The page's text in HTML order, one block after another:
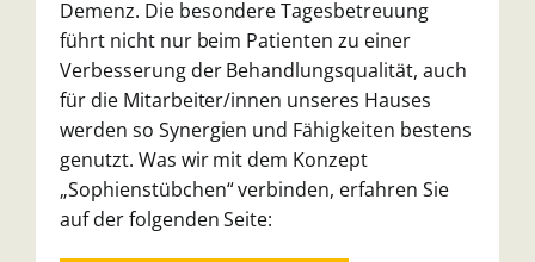
Demenz. Die besondere Tagesbetreuung
führt nicht nur beim Patienten zu einer
Verbesserung der Behandlungsqualität, auch
für die Mitarbeiter/innen unseres Hauses
werden so Synergien und Fähigkeiten bestens
genutzt. Was wir mit dem Konzept
„Sophienstübchen“ verbinden, erfahren Sie
auf der folgenden Seite: